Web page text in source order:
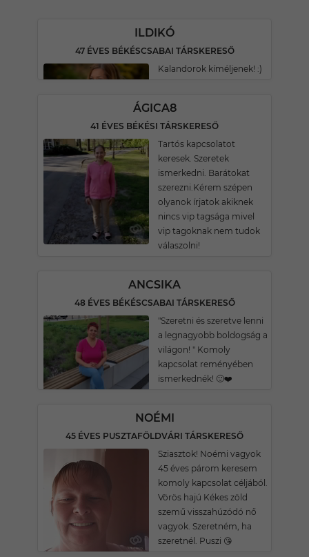
ILDIKÓ
47 ÉVES BÉKÉSCSABAI TÁRSKERESŐ
Kalandorok kíméljenek! :)
ÁGICA8
41 ÉVES BÉKÉSI TÁRSKERESŐ
Tartós kapcsolatot
keresek. Szeretek
ismerkedni. Barátokat
szerezni.Kérem szépen
olyanok írjatok akiknek
nincs vip tagsága mivel
vip tagoknak nem tudok
válaszolni!
ANCSIKA
48 ÉVES BÉKÉSCSABAI TÁRSKERESŐ
"Szeretni és szeretve lenni
a legnagyobb boldogság a
világon! " Komoly
kapcsolat reményében
ismerkednék! 🙂❤️
NOÉMI
45 ÉVES PUSZTAFÖLDVÁRI TÁRSKERESŐ
Sziasztok! Noémi vagyok
45 éves párom keresem
komoly kapcsolat céljából.
Vörös hajú Kékes zöld
szemű visszahúzódó nő
vagyok. Szeretném, ha
szeretnél. Puszi 😘